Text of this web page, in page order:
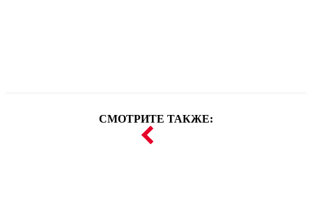
СМОТРИТЕ ТАКЖЕ: